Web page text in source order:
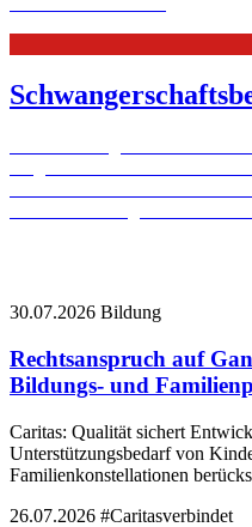
30.07.2026 Bildung
Rechtsanspruch auf
Bildungs- und
Caritas: Qualität sichert
Unterstützungsbedarf von
Familienkonstellationen
26.07.2026 #Caritasverbindet